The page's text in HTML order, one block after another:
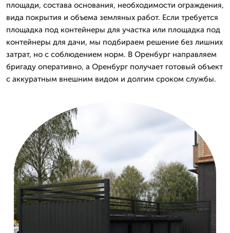
площади, состава основания, необходимости ограждения,
вида покрытия и объема земляных работ. Если требуется
площадка под контейнеры для участка или площадка под
контейнеры для дачи, мы подбираем решение без лишних
затрат, но с соблюдением норм. В Оренбург направляем
бригаду оперативно, а Оренбург получает готовый объект
с аккуратным внешним видом и долгим сроком службы.